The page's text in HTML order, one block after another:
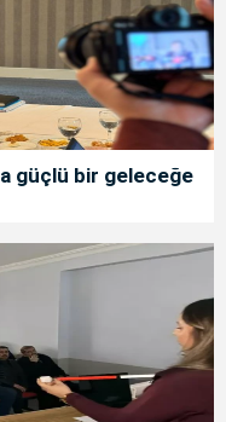
güçlü bir geleceğe